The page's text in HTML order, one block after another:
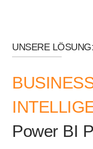
UNSERE LÖSUNG:
Power BI